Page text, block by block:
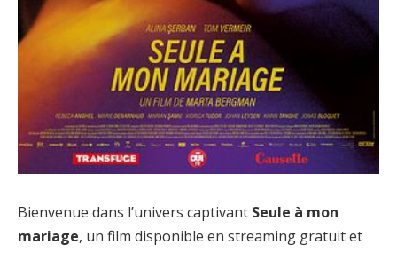
Bienvenue dans l’univers captivant Seule à mon
mariage, un film disponible en streaming gratuit et